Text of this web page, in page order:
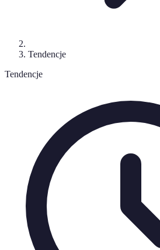
Tendencje
Tendencje